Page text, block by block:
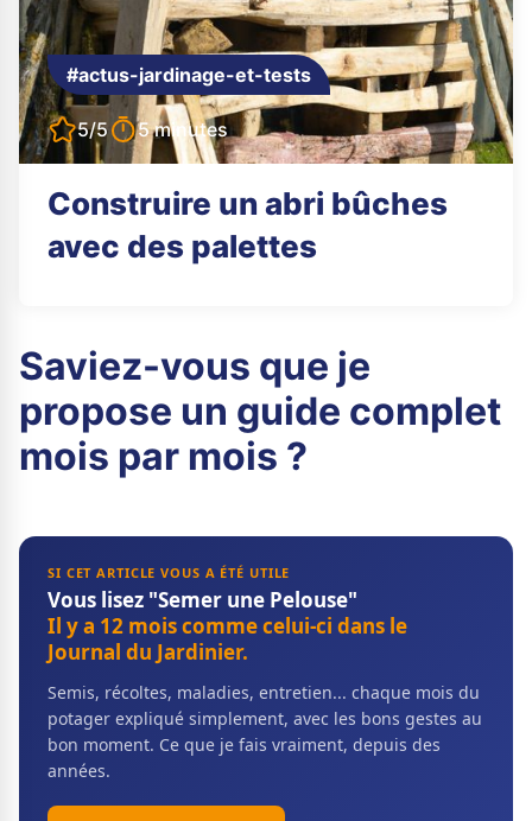
#actus-jardinage-et-tests
5/5 5 minutes
Construire un abri bûches
avec des palettes
Saviez-vous que je
propose un guide complet
mois par mois ?
SI CET ARTICLE VOUS A ÉTÉ UTILE
Vous lisez "Semer une Pelouse"
Il y a 12 mois comme celui-ci dans le
Journal du Jardinier.
Semis, récoltes, maladies, entretien... chaque mois du
potager expliqué simplement, avec les bons gestes au
bon moment. Ce que je fais vraiment, depuis des
années.